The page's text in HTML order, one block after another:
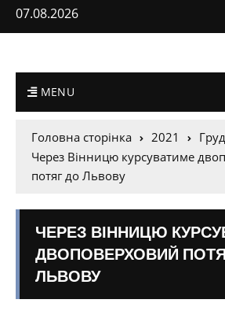
07.08.2026
MENU
Головна сторінка 2021
Через Вінницю курсуватиме
потяг до Львову
ЧЕРЕЗ ВІННИЦЮ
ДВОПОВЕРХОВИЙ
ЛЬВОВУ